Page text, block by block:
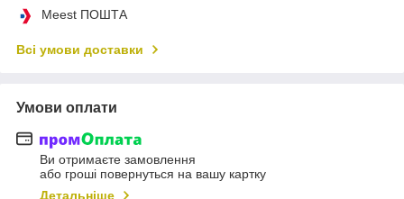
Meest ПОШТА
Всі умови доставки
Умови оплати
Ви отримаєте замовлення
або гроші повернуться на вашу картку
Детальніше